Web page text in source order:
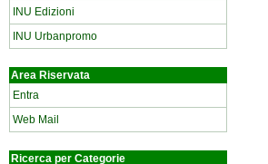
INU Edizioni
INU Urbanpromo
Area Riservata
Entra
Web Mail
Ricerca per Categorie